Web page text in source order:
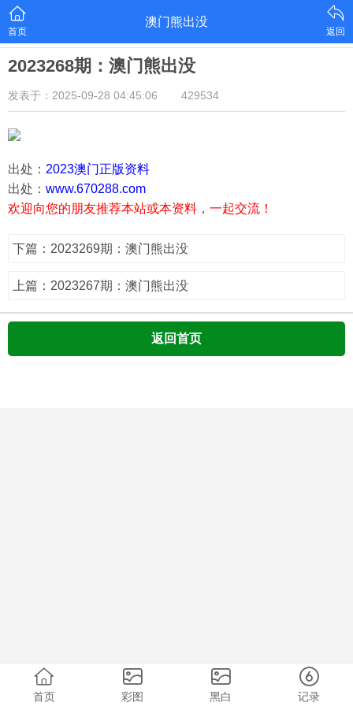
首页
澳门熊出没
返回
2023268期：澳门熊出没
发表于：2025-09-28 04:45:06 429534
出处： 2023澳门正版资料
出处： www.670288.com
欢迎向您的朋友推荐本站或本资料，一起交流！
下篇：2023269期：澳门熊出没
上篇：2023267期：澳门熊出没
返回首页
首页 彩图 黑白 记录